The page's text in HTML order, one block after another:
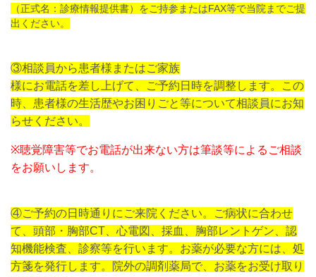
（正式名：診療情報提供書）をご持参またはFAX等で当院までご提
出ください。
③相談員から患者様またはご家族
様にお電話を差し上げて、ご予約日時を調整します。
この
時、患者様の生活歴やお困りごと等について相談員にお知
らせください。
※聴覚障害等でお電話が出来ない方は筆談等によるご相談
をお願いします。
④ご予約の日時通りにご来院ください。ご病状に合わせ
て、頭部・胸部CT、心電図、採血、胸部レントゲン、認
知機能検査、診察等を行います。お薬が必要な方には、 処
方箋を発行します。院外の調剤薬局で、お薬をお受け取り